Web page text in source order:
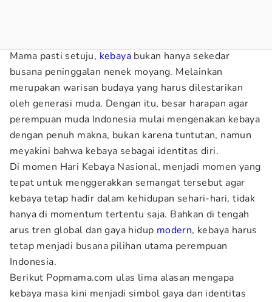
Mama pasti setuju, kebaya bukan hanya sekedar
busana peninggalan nenek moyang. Melainkan
merupakan warisan budaya yang harus dilestarikan
oleh generasi muda. Dengan itu, besar harapan agar
perempuan muda Indonesia mulai mengenakan kebaya
dengan penuh makna, bukan karena tuntutan, namun
meyakini bahwa kebaya sebagai identitas diri.
Di momen Hari Kebaya Nasional, menjadi momen yang
tepat untuk menggerakkan semangat tersebut agar
kebaya tetap hadir dalam kehidupan sehari-hari, tidak
hanya di momentum tertentu saja. Bahkan di tengah
arus tren global dan gaya hidup modern, kebaya harus
tetap menjadi busana pilihan utama perempuan
Indonesia.
Berikut Popmama.com ulas lima alasan mengapa
kebaya masa kini menjadi simbol gaya dan identitas